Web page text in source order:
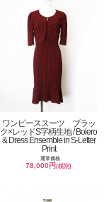
ワンピーススーツ ブラッ
ク×レッドS字柄生地 / Bolero
& Dress Ensemble in S-Letter
Print
通常価格
78,000円(税別)